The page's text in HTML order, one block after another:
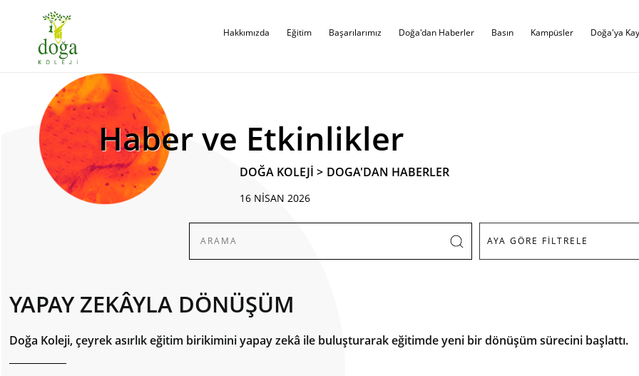
Hakkımızda Eğitim Başarılarımız Doğa'dan Haberler Basın Kampüsler Doğa'ya
Haber ve Etkinlikler
DOĞA KOLEJİ > DOGA'DAN HABERLER
16 NİSAN 2026
YAPAY ZEKÂYLA DÖNÜŞÜM
Doğa Koleji, çeyrek asırlık eğitim birikimini yapay zekâ ile buluşturarak eğitimde yeni bir dönüşüm sürecini başlattı.